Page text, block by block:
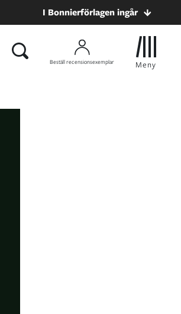
I Bonnierförlagen ingår
Beställ recensionsexemplar Meny